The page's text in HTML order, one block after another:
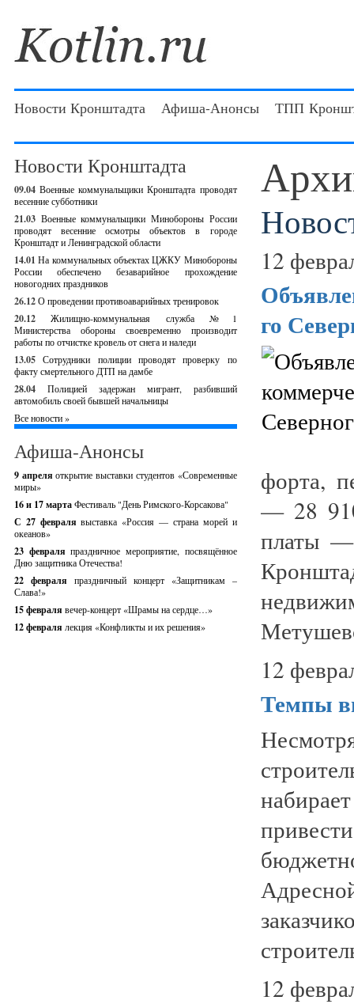
Новости Кронштадта Афиша-Анонсы ТПП
Новости Кронштадта
09.04 Военные коммунальщики Кронштадта проводят
весенние субботники
21.03 Военные коммунальщики Минобороны России
проводят весенние осмотры объектов в городе
Кронштадт и Ленинградской области
14.01 На коммунальных объектах ЦЖКУ Минобороны
России обеспечено безаварийное прохождение
новогодних праздников
26.12О проведении противоаварийных тренировок
20.12
Жилищно-коммунальная служба №1
Министерства обороны своевременно производит
работы по отчистке кровель от снега и наледи
13.05 Сотрудники полиции проводят проверку по
факту смертельного ДТП на дамбе
28.04
Полицией задержан мигрант, разбивший
автомобиль своей бывшей начальницы
Все новости »
Афиша-Анонсы
9 апреляоткрытие выставки студентов «Современные
миры»
16 и 17 мартаФестиваль "День Римского-Корсакова"
С 27 февралявыставка «Россия — страна морей и
океанов»
23 февраляпраздничное мероприятие, посвящённое
Дню защитника Отечества!
22 февраля праздничный концерт «Защитникам –
Слава!»
15 февраля вечер-концерт «Шрамы на сердце…»
12 февраля лекция «Конфликты и их решения»
12
го
форта,
— 28
платы —
12
Темпы
12